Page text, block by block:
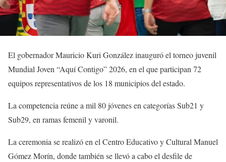
El gobernador Mauricio Kuri González inauguró el torneo juvenil
Mundial Joven “Aquí Contigo” 2026, en el que participan 72
equipos representativos de los 18 municipios del estado.
La competencia reúne a mil 80 jóvenes en categorías Sub21 y
Sub29, en ramas femenil y varonil.
La ceremonia se realizó en el Centro Educativo y Cultural Manuel
Gómez Morín, donde también se llevó a cabo el desfile de